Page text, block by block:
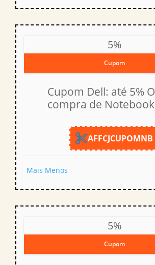
5%
Cupom
Cupom Dell: até 5%
compra de
AFFCJCUPOMNB
Mais Menos
5%
Cupom